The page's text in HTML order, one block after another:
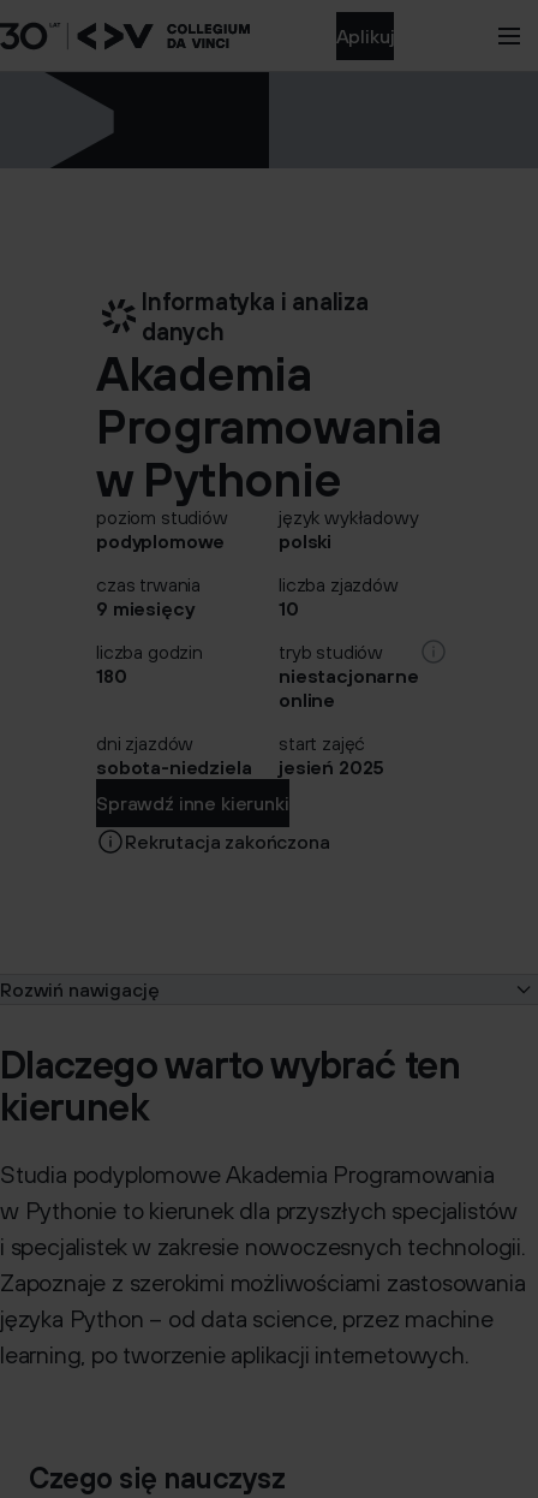
Aplikuj
Informatyka i analiza
danych
Akademia
Programowania
w Pythonie
poziom studiów
podyplomowe
język wykładowy
polski
czas trwania
9 miesięcy
liczba zjazdów
10
liczba godzin
180
tryb studiów
niestacjonarne
online
dni zjazdów
sobota-niedziela
start zajęć
jesień 2025
Sprawdź inne kierunki
Rekrutacja zakończona
Rozwiń nawigację
Program
Kontakt
Dlaczego warto wybrać ten
kierunek
Studia podyplomowe Akademia Programowania
w Pythonie to kierunek dla przyszłych specjalistów
i specjalistek w zakresie nowoczesnych technologii.
Zapoznaje z szerokimi możliwościami zastosowania
języka Python – od data science, przez machine
learning, po tworzenie aplikacji internetowych.
Czego się nauczysz